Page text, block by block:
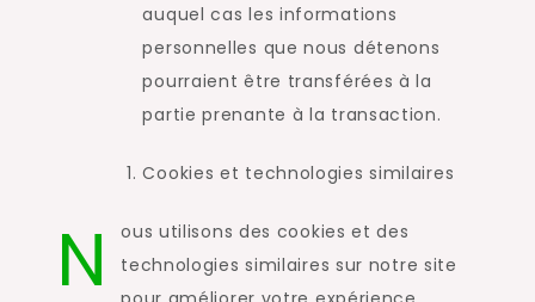
auquel cas les informations
personnelles que nous détenons
pourraient être transférées à la
partie prenante à la transaction.
Cookies et technologies similaires
N
ous utilisons des cookies et des
technologies similaires sur notre site